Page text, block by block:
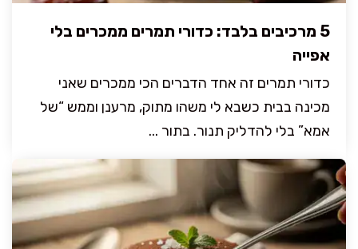
5 מרכיבים בלבד: כדורי תמרים ממכרים בלי
אפייה
כדורי תמרים זה אחד הדברים הכי ממכרים שאני
מכינה בבית כשבא לי משהו מתוק, מרענן וממש “של
אמא” בלי להדליק תנור. בתור ...